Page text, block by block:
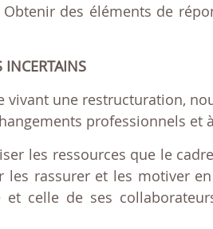
des éléments de
INCERTAINS
vivant une restructuration,
professionnels
les ressources que le
les rassurer et les motiver
et celle de ses